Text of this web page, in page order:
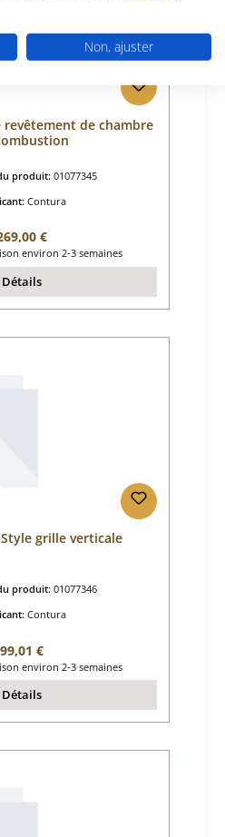
revêtement de chambre
produit: 01077345
Contura
régulier :
€
environ 2-3 semaines
Détails
grille verticale
produit: 01077346
Contura
Prix régulier :
99,01 €
environ 2-3 semaines
Détails
Non, ajuster